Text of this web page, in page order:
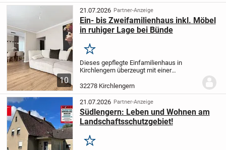
und Vollkeller...
10
21.07.2026 Partner-Anzeige
Ein- bis Zweifamilienhaus inkl. Möbel
in ruhiger Lage bei Bünde
Merken
Dieses gepflegte Einfamilienhaus in
Kirchlengern überzeugt mit einer
Bausubstanz, gehobener Ausstattung und
modernisiertem Wohnkomfort. Das im
Jahr 1957 errichtete...
32278 Kirchlengern
21.07.2026 Partner-Anzeige
Südlengern: Leben und Wohnen am
Landschaftsschutzgebiet!
Merken